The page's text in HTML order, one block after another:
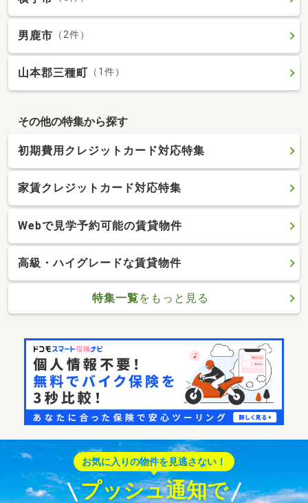
男鹿市 （2件）
山本郡三種町 （1件）
その他の特集から探す
初期費用クレジットカード対応特集
家賃クレジットカード対応特集
Webで見学予約可能の賃貸物件
高級・ハイグレードな賃貸物件
特集一覧をもっと見る
お気に入りの物件を見逃さない！
プッシュ通知で